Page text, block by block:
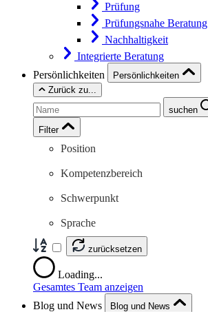
Prüfung
Prüfungsnahe Beratung
Nachhaltigkeit
Integrierte Beratung
Persönlichkeiten
Persönlichkeiten
Zurück zu...
suchen
Filter
Position
Kompetenzbereich
Schwerpunkt
Sprache
zurücksetzen
Loading...
Gesamtes Team anzeigen
Blog und News
Blog und News